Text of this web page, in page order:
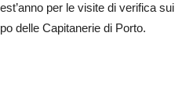
per le visite di verifica sui
delle Capitanerie di Porto.